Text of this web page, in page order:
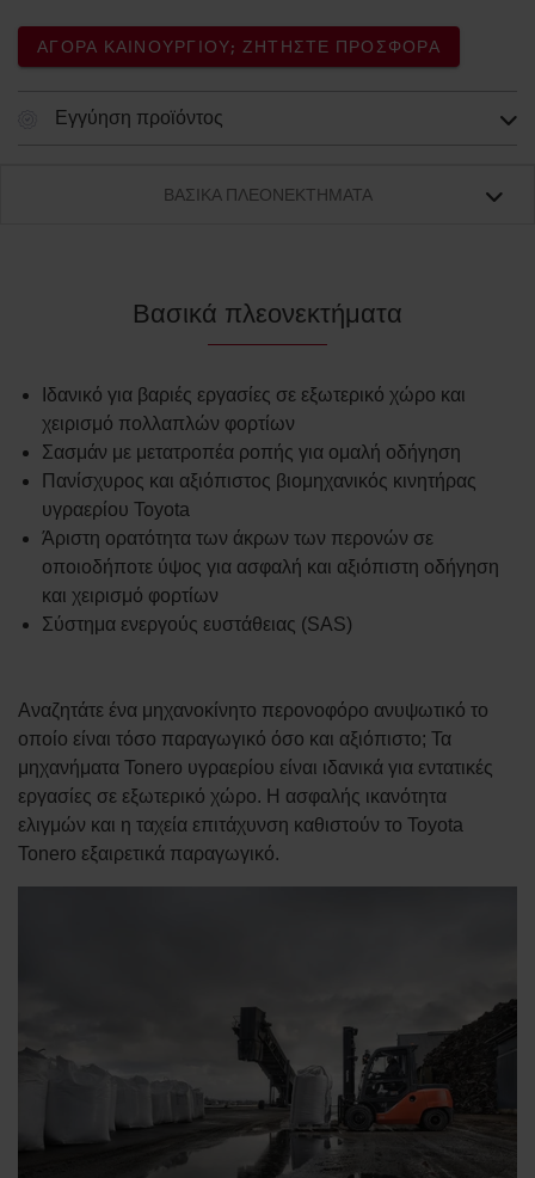
ΑΓΟΡΆ ΚΑΙΝΟΎΡΓΙΟΥ; ΖΗΤΉΣΤΕ ΠΡΟΣΦΟΡΆ
Εγγύηση προϊόντος
ΒΑΣΙΚΆ ΠΛΕΟΝΕΚΤΉΜΑΤΑ
Βασικά πλεονεκτήματα
Ιδανικό για βαριές εργασίες σε εξωτερικό χώρο και
χειρισμό πολλαπλών φορτίων
Σασμάν με μετατροπέα ροπής για ομαλή οδήγηση
Πανίσχυρος και αξιόπιστος βιομηχανικός κινητήρας
υγραερίου Toyota
Άριστη ορατότητα των άκρων των περονών σε
οποιοδήποτε ύψος για ασφαλή και αξιόπιστη οδήγηση
και χειρισμό φορτίων
Σύστημα ενεργούς ευστάθειας (SAS)
Αναζητάτε ένα μηχανοκίνητο περονοφόρο ανυψωτικό το
οποίο είναι τόσο παραγωγικό όσο και αξιόπιστο; Τα
μηχανήματα Tonero υγραερίου είναι ιδανικά για εντατικές
εργασίες σε εξωτερικό χώρο. Η ασφαλής ικανότητα
ελιγμών και η ταχεία επιτάχυνση καθιστούν το Toyota
Tonero εξαιρετικά παραγωγικό.